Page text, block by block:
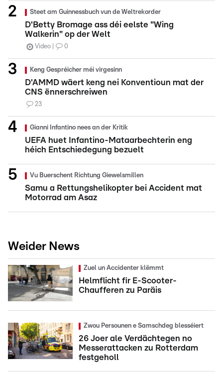
Steet am Guinnessbuch vun de Weltrekorder
D'Betty Bromage ass déi eelste "Wing
Walkerin" op der Welt
Video 0
Keng Gespréicher méi virgesinn
D'AMMD wäert keng nei Konventioun mat der
CNS ënnerschreiwen
23
Gianni Infantino nees an der Kritik
UEFA huet Infantino-Mataarbechterin eng
héich Entschiedegung bezuelt
Vu Buerschent Richtung Giewelsmillen
Samu a Rettungshelikopter bei Accident mat
Motorrad am Asaz
Weider News
Zuel un Accidenter klëmmt
Helmflicht fir E-Scooter-
Chaufferen zu Paräis
Zwou Persounen e Samschdeg blesséiert
26 Joer ale Verdächtegen no
Messerattacken zu Rotterdam
festgeholl